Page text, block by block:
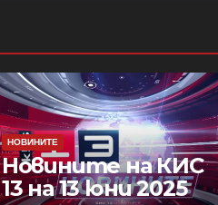
НОВИНИТЕ
Новините на КИС
13 на 13 юни 2025